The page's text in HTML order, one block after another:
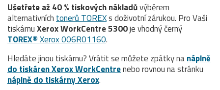
Ušetřete až 40 % tiskových nákladůvýběrem
alternativních tonerů TOREXs doživotní zárukou. Pro Vaši
tiskárnuXerox WorkCentre 5300je vhodný černý
TOREX®Xerox 006R01160.
Hledáte jinou tiskárnu? Vrátit se můžete zpátky nanáplně
do tiskáren Xerox WorkCentrenebo rovnou na stránku
náplně do tiskárny Xerox.